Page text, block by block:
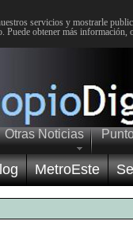
servicios y mostrarle
Puede obtener más
Otras Noticias
MetroEste